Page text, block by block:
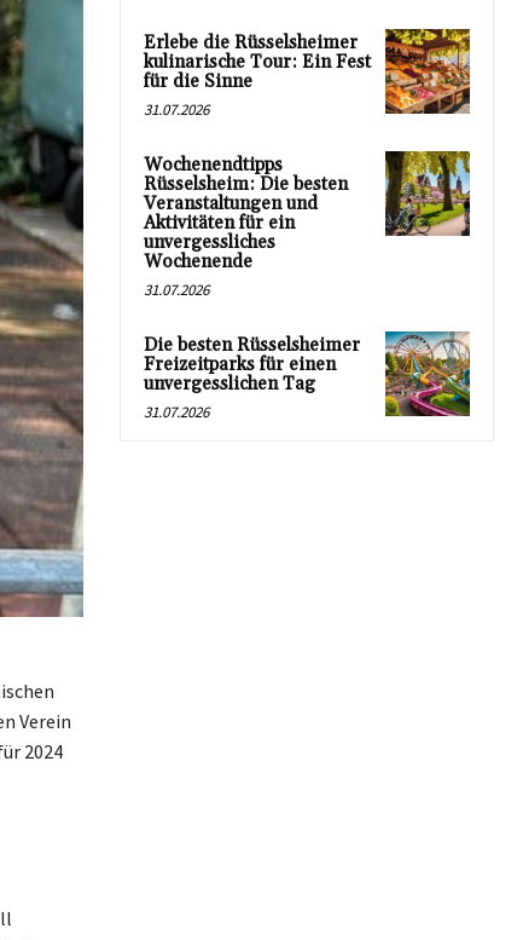
Verein
2024
Erlebe die Rüsselsheimer
kulinarische Tour: Ein Fest
für die Sinne
31.07.2026
Wochenendtipps
Rüsselsheim: Die besten
Veranstaltungen und
Aktivitäten für ein
unvergessliches
Wochenende
31.07.2026
Die besten Rüsselsheimer
Freizeitparks für einen
unvergesslichen Tag
31.07.2026